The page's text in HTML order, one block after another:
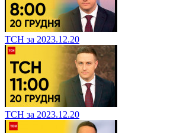
ТСН за 2023.12.20
ТСН за 2023.12.20